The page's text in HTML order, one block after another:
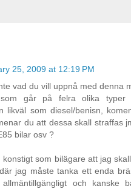
25, 2009 at 12:19 PM
vad du vill uppnå med denna
går på felra olika typer
likväl som diesel/benisn,
du att dessa skall straffas
bilar osv ?
konstigt som bilägare att jag
jag måste tanka ett enda
och kanske